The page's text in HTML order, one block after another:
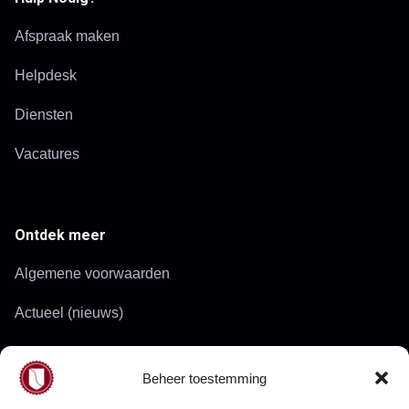
Beheer toestemming
a
v
i
g
a
i
e
Afspraak maken
Helpdesk
Diensten
Vacatures
Ontdek meer
Algemene voorwaarden
Actueel (nieuws)
Doelgroepen